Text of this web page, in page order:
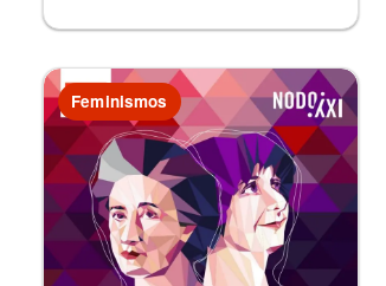
Feminismos